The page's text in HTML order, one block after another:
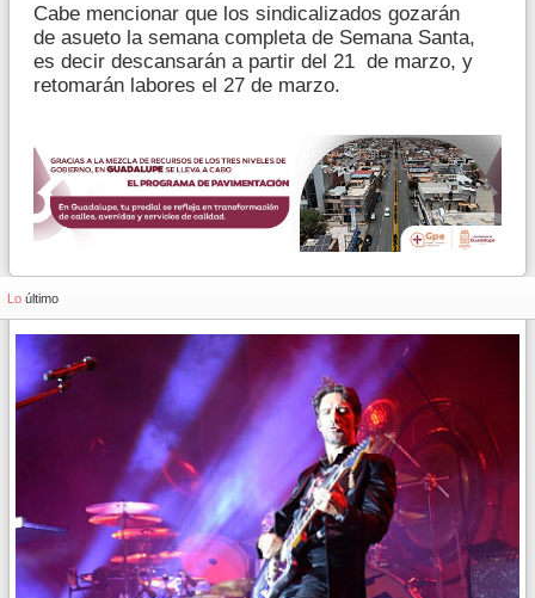
Cabe mencionar que los sindicalizados gozarán
de asueto la semana completa de Semana Santa,
es decir descansarán a partir del 21 de marzo, y
retomarán labores el 27 de marzo.
Lo último